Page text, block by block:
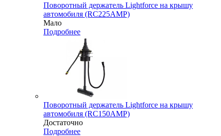
Поворотный держатель Lightforce на крышу
автомобиля (RC225AMP)
Мало
Подробнее
Поворотный держатель Lightforce на крышу
автомобиля (RC150AMP)
Достаточно
Подробнее